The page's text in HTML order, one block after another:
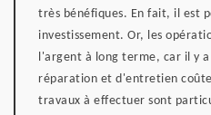
très bénéfiques. En fait, il est
investissement. Or, les
l'argent à long terme, car il y
réparation et d'entretien
travaux à effectuer sont